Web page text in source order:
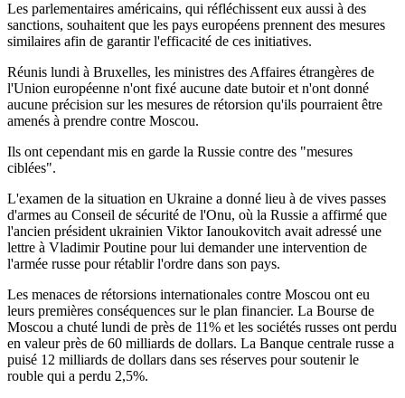
Les parlementaires américains, qui réfléchissent eux aussi à des
sanctions, souhaitent que les pays européens prennent des mesures
similaires afin de garantir l'efficacité de ces initiatives.
Réunis lundi à Bruxelles, les ministres des Affaires étrangères de
l'Union européenne n'ont fixé aucune date butoir et n'ont donné
aucune précision sur les mesures de rétorsion qu'ils pourraient être
amenés à prendre contre Moscou.
Ils ont cependant mis en garde la Russie contre des "mesures
ciblées".
L'examen de la situation en Ukraine a donné lieu à de vives passes
d'armes au Conseil de sécurité de l'Onu, où la Russie a affirmé que
l'ancien président ukrainien Viktor Ianoukovitch avait adressé une
lettre à Vladimir Poutine pour lui demander une intervention de
l'armée russe pour rétablir l'ordre dans son pays.
Les menaces de rétorsions internationales contre Moscou ont eu
leurs premières conséquences sur le plan financier. La Bourse de
Moscou a chuté lundi de près de 11% et les sociétés russes ont perdu
en valeur près de 60 milliards de dollars. La Banque centrale russe a
puisé 12 milliards de dollars dans ses réserves pour soutenir le
rouble qui a perdu 2,5%.